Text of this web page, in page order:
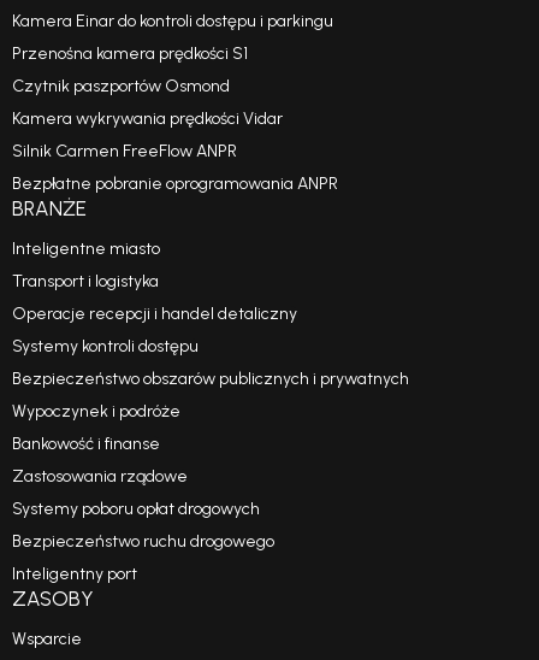
Kamera Einar do kontroli dostępu i parkingu
Przenośna kamera prędkości S1
Czytnik paszportów Osmond
Kamera wykrywania prędkości Vidar
Silnik Carmen FreeFlow ANPR
Bezpłatne pobranie oprogramowania ANPR
BRANŻE
Inteligentne miasto
Transport i logistyka
Operacje recepcji i handel detaliczny
Systemy kontroli dostępu
Bezpieczeństwo obszarów publicznych i prywatnych
Wypoczynek i podróże
Bankowość i finanse
Zastosowania rządowe
Systemy poboru opłat drogowych
Bezpieczeństwo ruchu drogowego
Inteligentny port
ZASOBY
Wsparcie